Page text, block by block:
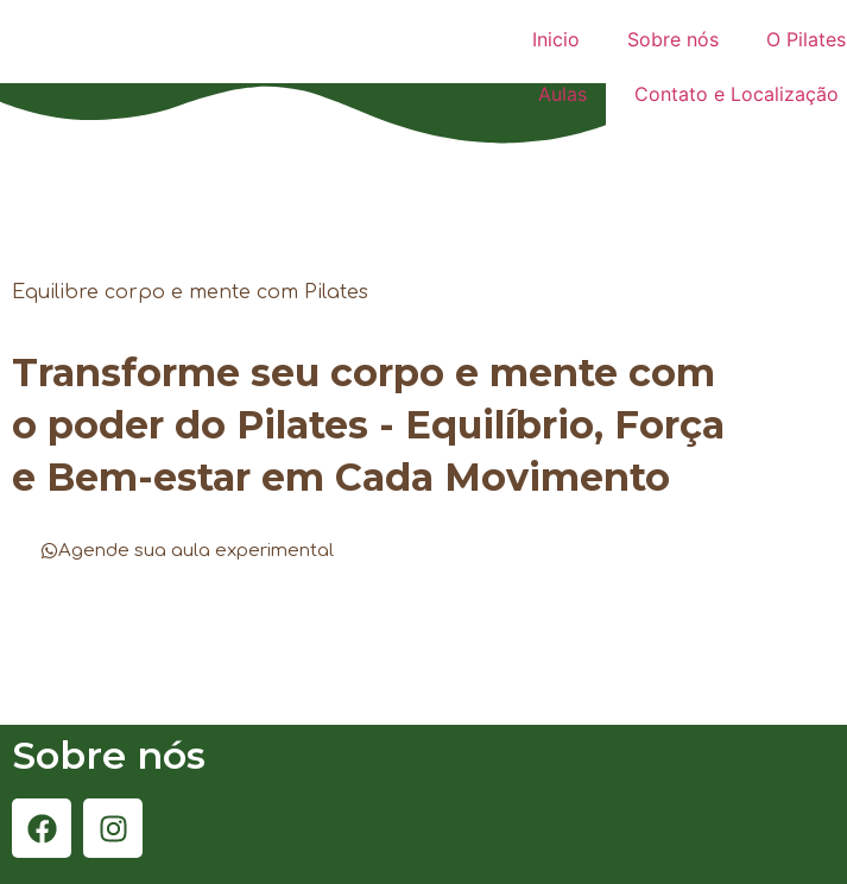
Inicio Sobre nós O Pilates
Aulas Contato e Localização
Equilibre corpo e mente com Pilates
Transforme seu corpo e mente com
o poder do Pilates - Equilíbrio, Força
e Bem-estar em Cada Movimento
Agende sua aula experimental
Sobre nós